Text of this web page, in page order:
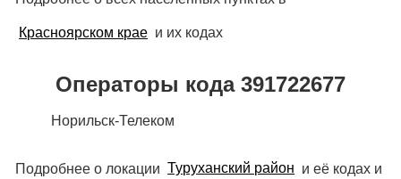
Красноярском крае и их кодах
Операторы кода 391722677
Норильск-Телеком
Подробнее о локации Туруханский район и её кодах и